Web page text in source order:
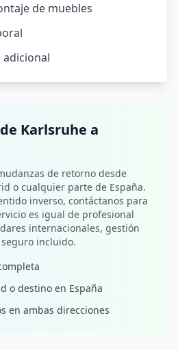
de muebles
Karlsruhe a
de retorno desde
o cualquier parte de España.
inverso, contáctanos para
es igual de profesional
internacionales, gestión
incluido.
o destino en España
en ambas direcciones